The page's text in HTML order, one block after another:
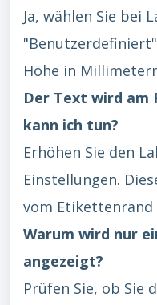
Ja, wählen Sie bei
Höhe in
Der Text wird am
kann ich tun?
Erhöhen Sie den
Einstellungen.
vom Etikettenrand
Warum wird nur
angezeigt?
Prüfen Sie, ob Sie